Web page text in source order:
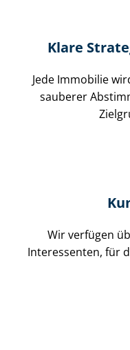
Klare
Jede Immobilie
sauberer
Wir verfügen
Interessenten, für